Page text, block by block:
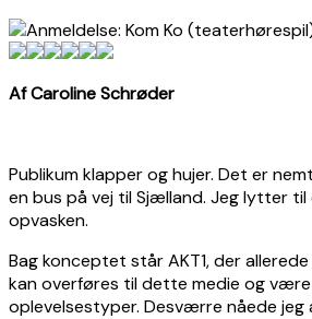
Af Caroline Schrøder
Publikum klapper og hujer. Det er
en bus på vej til Sjælland. Jeg lytter
opvasken.
Bag konceptet står AKT1, der
kan overføres til dette medie og
oplevelsestyper. Desværre nåede